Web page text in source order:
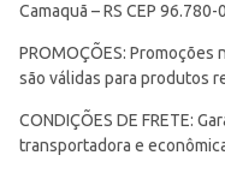
Camaquã – RS CEP
PROMOÇÕES:
são válidas para produtos
CONDIÇÕES DE FRETE:
transportadora e